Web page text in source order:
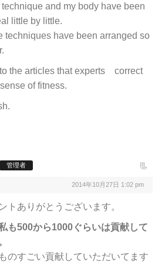
technique and my body have been
little by little.
techniques have been arranged so
to the articles that experts correct
of fitness.
管理者
2014年10月27日 1:02 pm
トありがとうございます。
も500から1000ぐらいは貢献して
のすごい貢献していただいてます